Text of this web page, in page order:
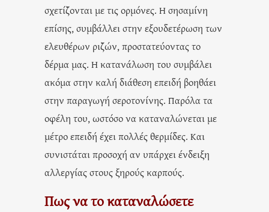
σχετίζονται με τις ορμόνες. Η σησαμίνη
επίσης, συμβάλλει στην εξουδετέρωση των
ελευθέρων ριζών, προστατεύοντας το
δέρμα μας. Η κατανάλωση του συμβάλει
ακόμα στην καλή διάθεση επειδή βοηθάει
στην παραγωγή σεροτονίνης. Παρόλα τα
οφέλη του, ωστόσο να καταναλώνεται με
μέτρο επειδή έχει πολλές θερμίδες. Και
συνιστάται προσοχή αν υπάρχει ένδειξη
αλλεργίας στους ξηρούς καρπούς.
Πως να το καταναλώσετε